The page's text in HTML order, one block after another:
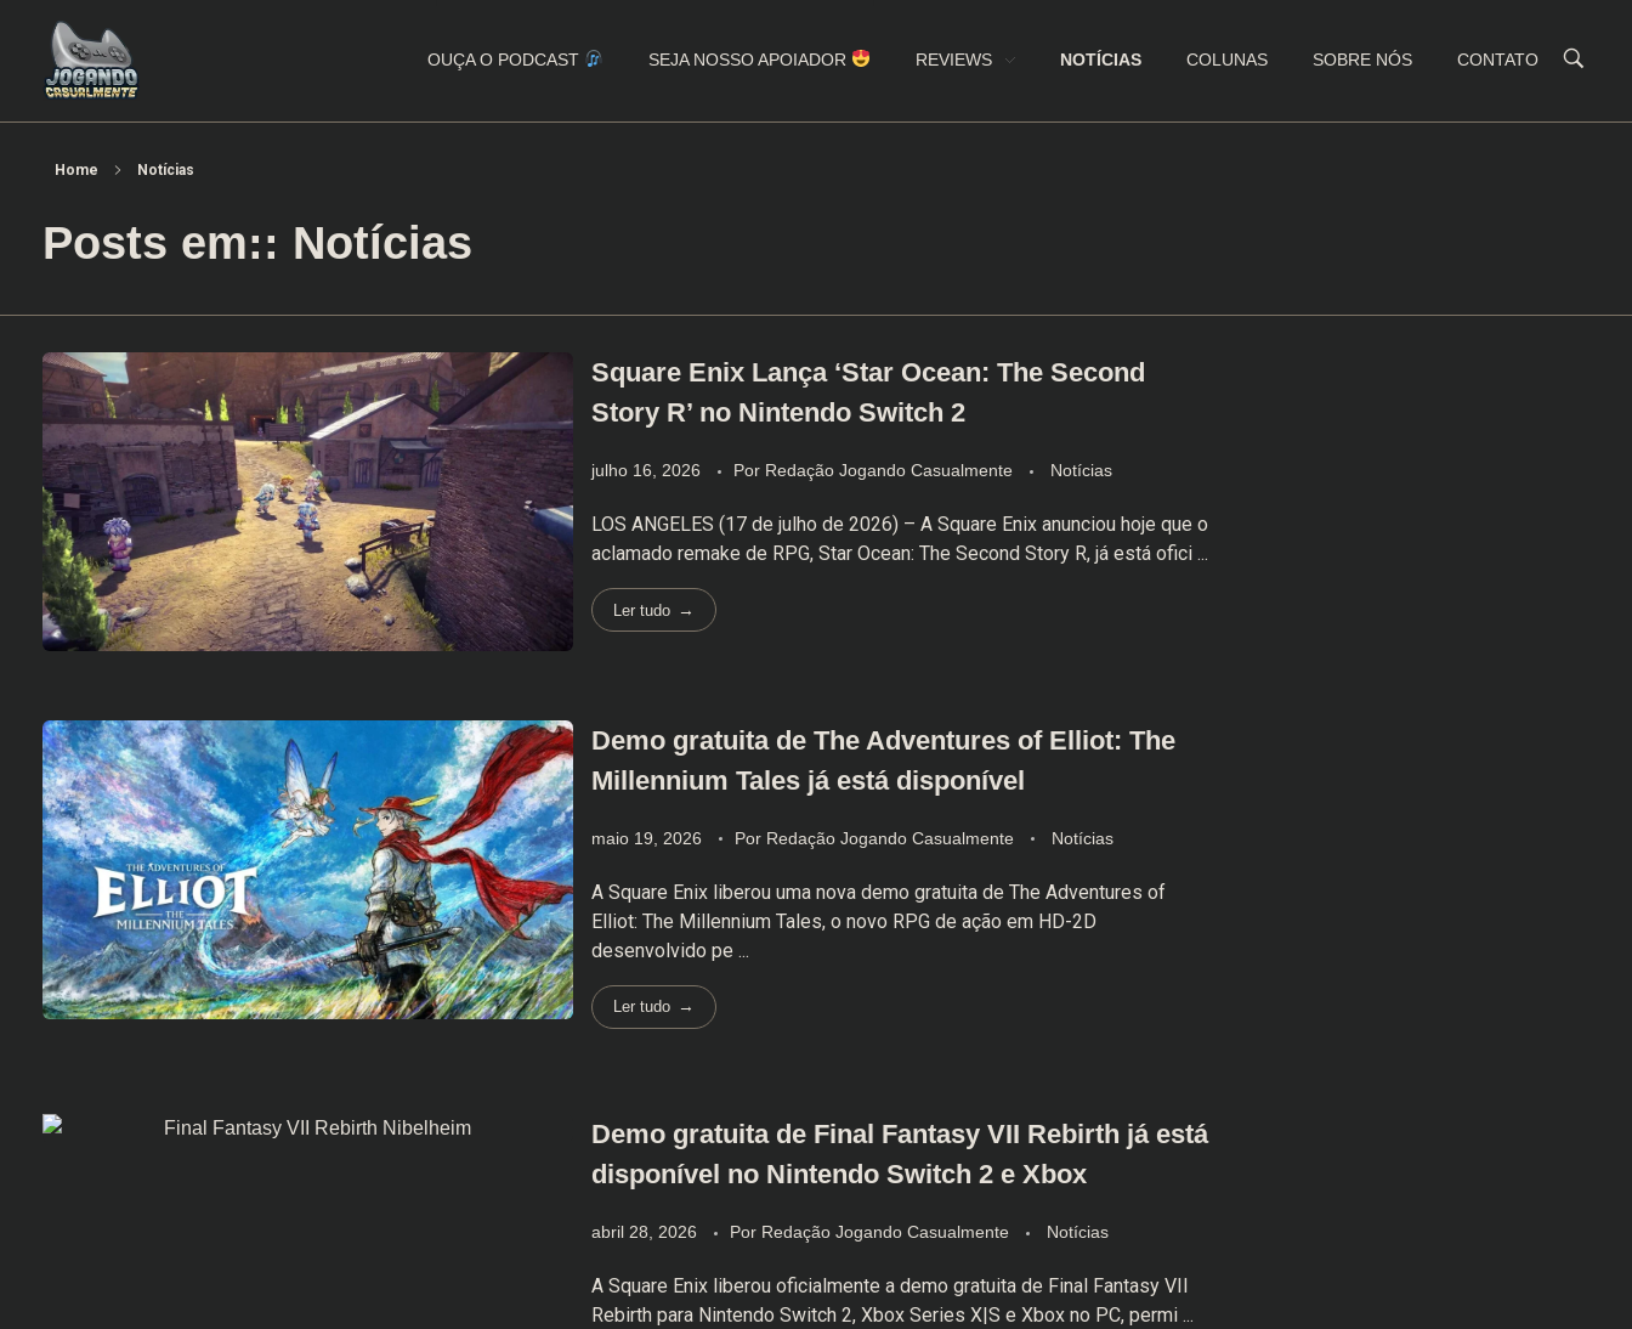
OUÇA O PODCAST SEJA NOSSO APOIADOR REVIEWS NOTÍCIAS COLUNAS SOBRE NÓS CONTATO
Home Notícias
Posts em:: Notícias
Square Enix Lança ‘Star Ocean: The Second
Story R’ no Nintendo Switch 2
julho 16, 2026 Por Redação Jogando Casualmente Notícias
LOS ANGELES (17 de julho de 2026) – A Square Enix anunciou hoje que o
aclamado remake de RPG, Star Ocean: The Second Story R, já está ofici ...
Ler tudo
Demo gratuita de The Adventures of Elliot: The
Millennium Tales já está disponível
maio 19, 2026 Por Redação Jogando Casualmente Notícias
A Square Enix liberou uma nova demo gratuita de The Adventures of
Elliot: The Millennium Tales, o novo RPG de ação em HD-2D
desenvolvido pe ...
Ler tudo
Demo gratuita de Final Fantasy VII Rebirth já está
disponível no Nintendo Switch 2 e Xbox
abril 28, 2026 Por Redação Jogando Casualmente Notícias
A Square Enix liberou oficialmente a demo gratuita de Final Fantasy VII
Rebirth para Nintendo Switch 2, Xbox Series X|S e Xbox no PC, permi ...